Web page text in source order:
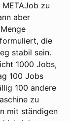
zu
aber
die
stabil sein.
1000 Jobs,
100 Jobs
100 andere
zu
mit ständigen